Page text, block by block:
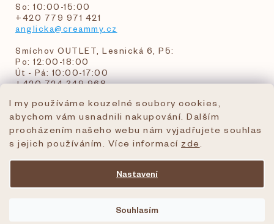
I my používáme kouzelné soubory cookies,
abychom vám usnadnili nakupování. Dalším
procházením našeho webu nám vyjadřujete souhlas
s jejich používáním. Více informací zde
Nastavení
Souhlasím
So: 10:00-15:00
+420 779 971 421
anglicka@creammy.cz
Smíchov OUTLET, Lesnická 6, P5:
Po: 12:00-18:00
Út - Pá: 10:00-17:00
+420 724 349 968
objednavky@creammy.cz
tel:+420 724 349 968
creammy.cz